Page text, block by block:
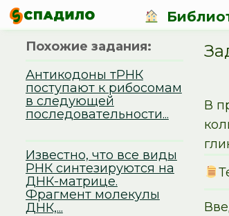
В
Похожие задания:
Антикодоны тРНК
поступают к рибосомам
в следующей
последовательности...
Известно, что все виды
РНК синтезируются на
ДНК-матрице.
Фрагмент молекулы
ДНК,...